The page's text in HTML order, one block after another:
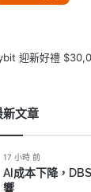
迎新好禮
新文章
17 小時 前
AI成本下降，
響